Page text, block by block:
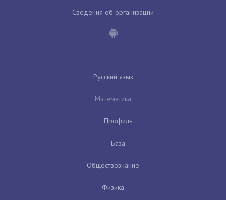
Сведения об организации
Русский язык
Математика
Профиль
База
Обществознание
Физика